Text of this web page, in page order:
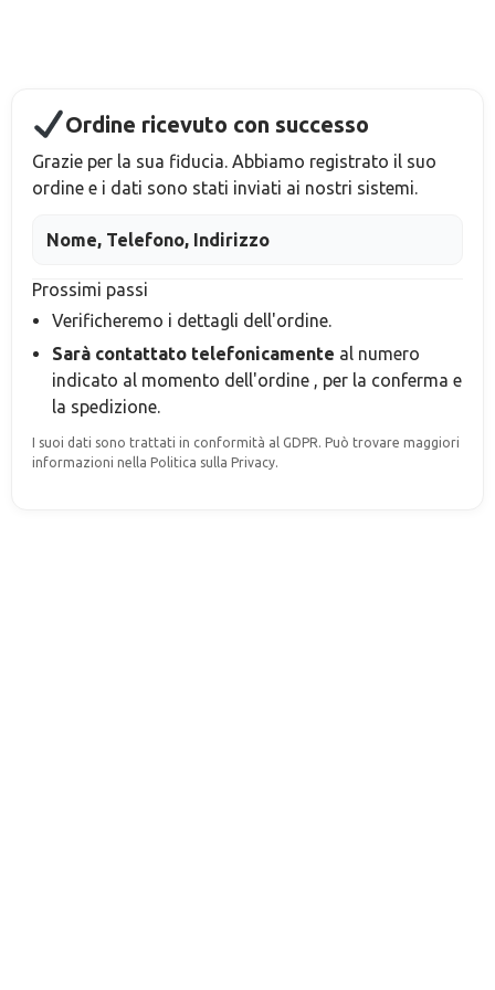
Ordine ricevuto con successo
Grazie per la sua fiducia. Abbiamo registrato il suo
ordine e i dati sono stati inviati ai nostri sistemi.
Nome, Telefono, Indirizzo
Prossimi passi
Verificheremo i dettagli dell'ordine.
Sarà contattato telefonicamente al numero
indicato al momento dell'ordine , per la conferma e
la spedizione.
I suoi dati sono trattati in conformità al GDPR. Può trovare maggiori
informazioni nella Politica sulla Privacy.